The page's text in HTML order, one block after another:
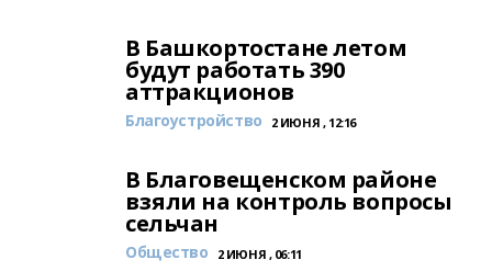
В Башкортостане летом
будут работать 390
аттракционов
Благоустройство 2 ИЮНЯ , 12:16
В Благовещенском районе
взяли на контроль вопросы
сельчан
Общество 2 ИЮНЯ , 06:11